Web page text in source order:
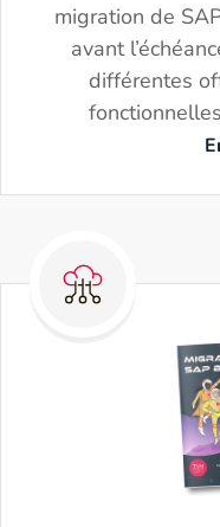
migration de
avant
différentes